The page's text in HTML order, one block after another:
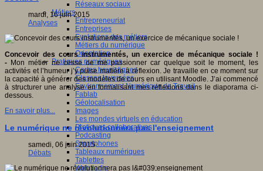
Réseaux sociaux
Métiers
Entrepreneuriat
Entreprises
Evolutions des métiers
Métiers du numérique
Orientation
Pratiques numériques
Cartes heuristiques
Classes inversées
Environnement Numérique de Travail
Fablab
Géolocalisation
Images
Les mondes virtuels en éducation
Pratiques collaboratives
Podcasting
Smartphones
Tableaux numériques
Tablettes
Web radio
mardi, 16 juin 2015
Analyses
Concevoir des cours instrumentés, un exercice de mécanique sociale !
- Mon métier ne cesse de me passionner car quelque soit le moment, les
activités et l’humeur j’y puise matière à réflexion. Je travaille en ce moment sur
la capacité à générer des modèles de cours en utilisant Moodle. J’ai commencé
à structurer une analyse en formalisant mes réflexions dans le diaporama ci-
dessous.
En savoir plus...
Le numérique ne révolutionnera pas l'enseignement
samedi, 06 juin 2015
Débats